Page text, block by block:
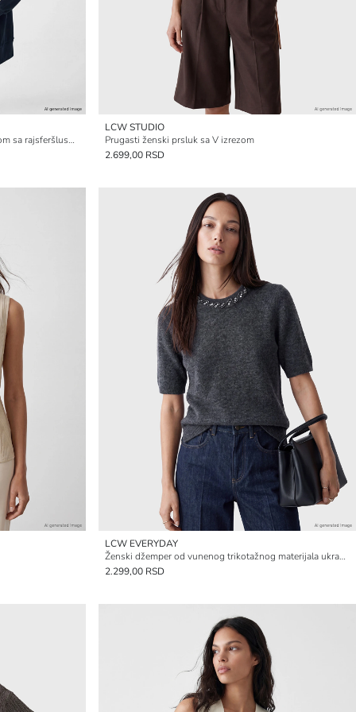
Ženska prevelika dukserica sa kapuljačom sa rajsferšlusom
LCW STUDIO
Prugasti ženski prsluk sa V izrezom
2.699,00 RSD
LCW EVERYDAY
Ženski džemper od vunenog trikotažnog materijala ukrašen cirkonima
2.299,00 RSD